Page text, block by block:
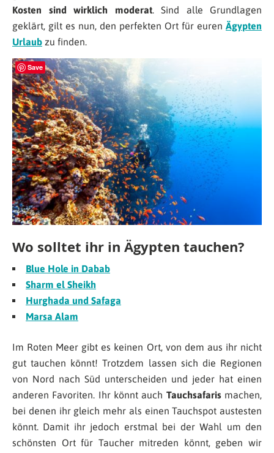
Kosten sind wirklich moderat. Sind alle Grundlagen
geklärt, gilt es nun, den perfekten Ort für euren Ägypten
Urlaub zu finden.
Save
Wo solltet ihr in Ägypten tauchen?
Blue Hole in Dabab
Sharm el Sheikh
Hurghada und Safaga
Marsa Alam
Im Roten Meer gibt es keinen Ort, von dem aus ihr nicht
gut tauchen könnt! Trotzdem lassen sich die Regionen
von Nord nach Süd unterscheiden und jeder hat einen
anderen Favoriten. Ihr könnt auch Tauchsafarismachen,
bei denen ihr gleich mehr als einen Tauchspot austesten
könnt. Damit ihr jedoch erstmal bei der Wahl um den
schönsten Ort für Taucher mitreden könnt, geben wir